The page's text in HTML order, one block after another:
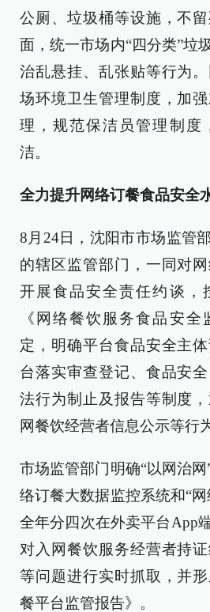
公厕、垃圾桶等设施，不
面，统一市场内“四分类”垃
治乱悬挂、乱张贴等行为
场环境卫生管理制度，加
理，规范保洁员管理制度
洁。
全力提升网络订餐食品安全
8月24日，沈阳市市场监管
的辖区监管部门，一同对
开展食品安全责任约谈，
《网络餐饮服务食品安
定，明确平台食品安全主
台落实审查登记、食品安
法行为制止及报告等制度
网餐饮经营者信息公示等行
市场监管部门明确“以网治
络订餐大数据监控系统和“
全年分四次在外卖平台App
对入网餐饮服务经营者持
等问题进行实时抓取，并
餐平台监管报告》。